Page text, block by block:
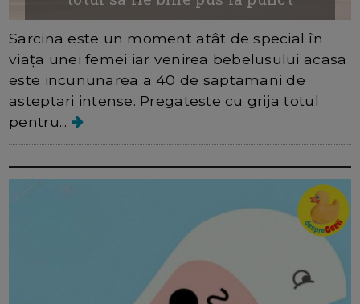
Sarcina este un moment atât de special în
viața unei femei iar venirea bebelusului acasa
este incununarea a 40 de saptamani de
asteptari intense. Pregateste cu grija totul
pentru...